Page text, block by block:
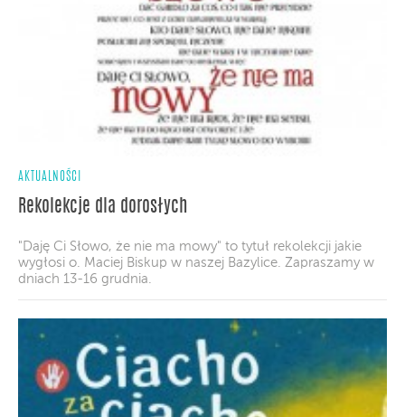
AKTUALNOŚCI
Rekolekcje dla dorosłych
"Daję Ci Słowo, że nie ma mowy" to tytuł rekolekcji jakie
wygłosi o. Maciej Biskup w naszej Bazylice. Zapraszamy w
dniach 13-16 grudnia.